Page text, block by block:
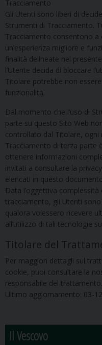
Tracciamento
Gli Utenti sono liberi di
Strumenti di Tracciamento.
Tracciamento consentono a
un’esperienza migliore e
finalità delineate nel
l’Utente decida di bloccare
Titolare potrebbe non
funzionalità.
Dal momento che l’uso di
parte su questo Sito Web
controllato dal Titolare,
Tracciamento di terza parte
ottenere informazioni
invitati a consultare la
elencati in questo
Data l’oggettiva
tracciamento, gli Utenti
qualora volessero ricevere
all’utilizzo di tali tecnologie
Titolare del
Per maggiori dettagli sul
cookie, puoi consultare la
responsabile del trattamento.
Ultimo aggiornamento: 03-
Il Vescovo